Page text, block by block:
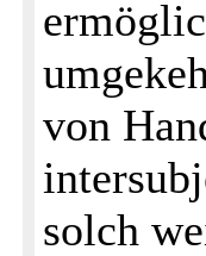
von
solch